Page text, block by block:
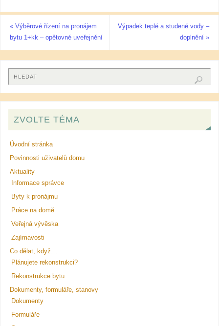
«Výběrové řízení na pronájem
bytu 1+kk – opětovné uveřejnění
Výpadek teplé a studené vody –
doplnění»
ZVOLTE TÉMA
Úvodní stránka
Povinnosti uživatelů domu
Aktuality
Informace správce
Byty k pronájmu
Práce na domě
Veřejná vývěska
Zajímavosti
Co dělat, když…
Plánujete rekonstrukci?
Rekonstrukce bytu
Dokumenty, formuláře, stanovy
Dokumenty
Formuláře